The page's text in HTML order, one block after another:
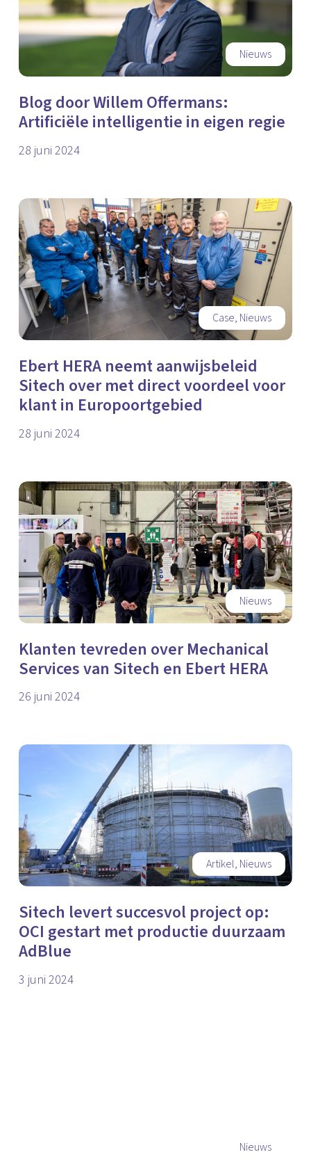
Nieuws
Blog door Willem Offermans:
Artificiële intelligentie in eigen regie
28 juni 2024
Case, Nieuws
Ebert HERA neemt aanwijsbeleid
Sitech over met direct voordeel voor
klant in Europoortgebied
28 juni 2024
Nieuws
Klanten tevreden over Mechanical
Services van Sitech en Ebert HERA
26 juni 2024
Artikel, Nieuws
Sitech levert succesvol project op:
OCI gestart met productie duurzaam
AdBlue
3 juni 2024
Nieuws